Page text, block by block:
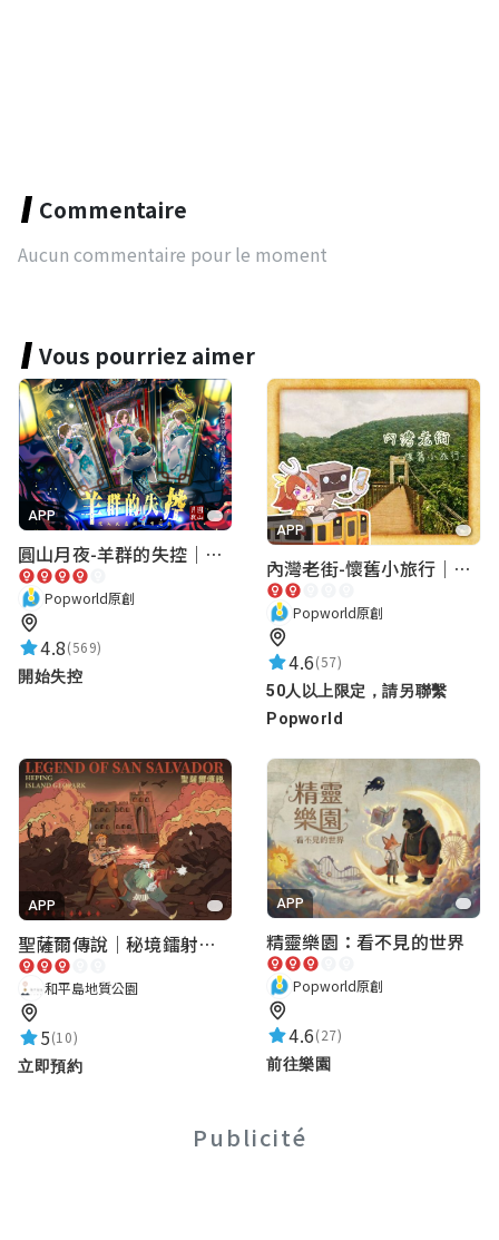
Commentaire
Aucun commentaire pour le moment
Vous pourriez aimer
APP
圓山月夜-羊群的失控｜圓山飯店 ARG實境解謎遊戲
Popworld原創
4.8(569)
開始失控
APP
內灣老街-懷舊小旅行｜新竹老街城市解謎
Popworld原創
4.6(57)
50人以上限定，請另聯繫
Popworld
APP
聖薩爾傳說｜秘境鐳射激戰
和平島地質公園
5(10)
立即預約
APP
精靈樂園：看不見的世界
Popworld原創
4.6(27)
前往樂園
Publicité